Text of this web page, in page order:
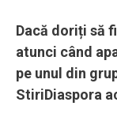
Dacă doriți să
atunci când
pe unul din
StiriDiaspora